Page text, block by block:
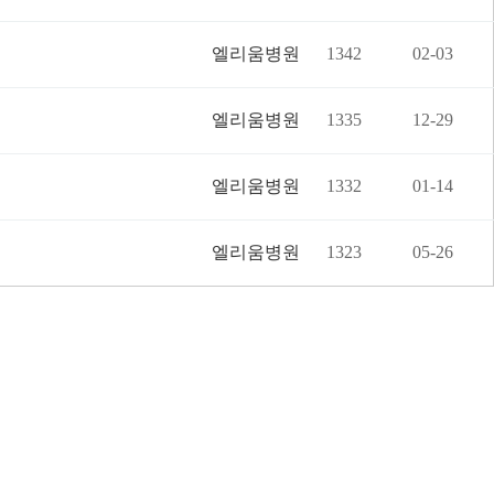
엘리움병원 1342 02-03
엘리움병원 1335 12-29
엘리움병원 1332 01-14
엘리움병원 1323 05-26